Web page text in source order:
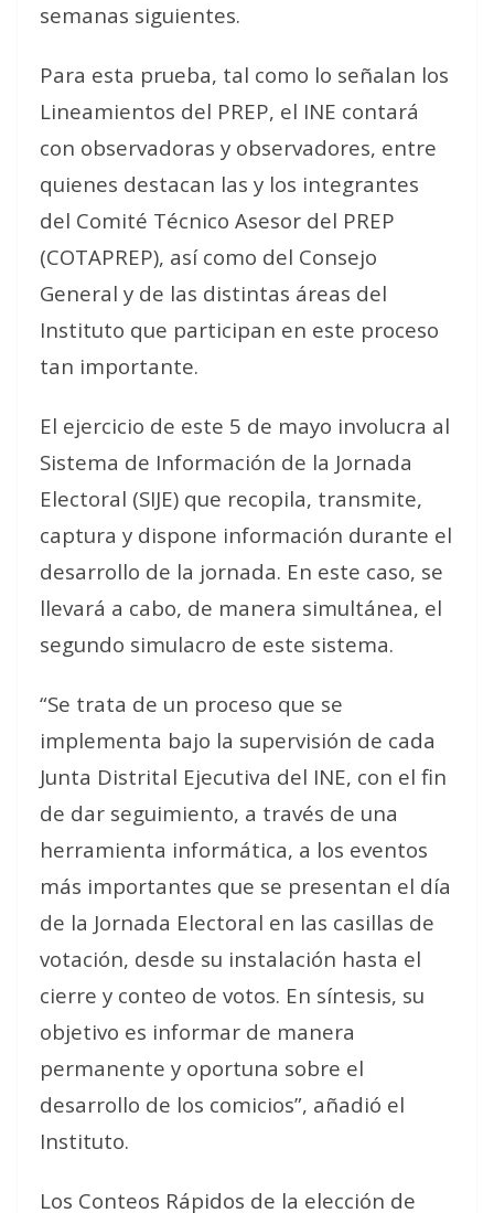
semanas siguientes.
Para esta prueba, tal como lo señalan los
Lineamientos del PREP, el INE contará
con observadoras y observadores, entre
quienes destacan las y los integrantes
del Comité Técnico Asesor del PREP
(COTAPREP), así como del Consejo
General y de las distintas áreas del
Instituto que participan en este proceso
tan importante.
El ejercicio de este 5 de mayo involucra al
Sistema de Información de la Jornada
Electoral (SIJE) que recopila, transmite,
captura y dispone información durante el
desarrollo de la jornada. En este caso, se
llevará a cabo, de manera simultánea, el
segundo simulacro de este sistema.
“Se trata de un proceso que se
implementa bajo la supervisión de cada
Junta Distrital Ejecutiva del INE, con el fin
de dar seguimiento, a través de una
herramienta informática, a los eventos
más importantes que se presentan el día
de la Jornada Electoral en las casillas de
votación, desde su instalación hasta el
cierre y conteo de votos. En síntesis, su
objetivo es informar de manera
permanente y oportuna sobre el
desarrollo de los comicios”, añadió el
Instituto.
Los Conteos Rápidos de la elección de